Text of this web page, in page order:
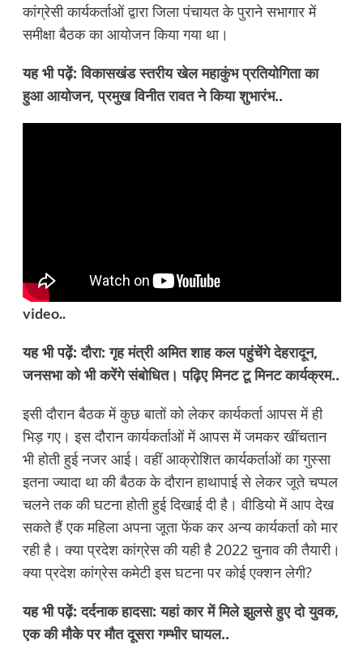
कांग्रेसी कार्यकर्ताओं द्वारा जिला पंचायत के पुराने सभागार में
समीक्षा बैठक का आयोजन किया गया था।
यह भी पढ़ें:विकासखंड स्तरीय खेल महाकुंभ प्रतियोगिता का
हुआ आयोजन, प्रमुख विनीत रावत ने किया शुभारंभ..
video..
यह भी पढ़ें: दौरा: गृह मंत्री अमित शाह कल पहुंचेंगे देहरादून,
जनसभा को भी करेंगे संबोधित। पढ़िए मिनट टू मिनट कार्यक्रम..
इसी दौरान बैठक में कुछ बातों को लेकर कार्यकर्ता आपस में ही
भिड़ गए। इस दौरान कार्यकर्ताओं में आपस में जमकर खींचतान
भी होती हुई नजर आई। वहीं आक्रोशित कार्यकर्ताओं का गुस्सा
इतना ज्यादा था की बैठक के दौरान हाथापाई से लेकर जूते चप्पल
चलने तक की घटना होती हुई दिखाई दी है। वीडियो में आप देख
सकते हैं एक महिला अपना जूता फेंक कर अन्य कार्यकर्ता को मार
रही है। क्या प्रदेश कांग्रेस की यही है 2022 चुनाव की तैयारी।
क्या प्रदेश कांग्रेस कमेटी इस घटना पर कोई एक्शन लेगी?
यह भी पढ़ें: दर्दनाक हादसा: यहां कार में मिले झुलसे हुए दो युवक,
एक की मौके पर मौत दूसरा गम्भीर घायल..